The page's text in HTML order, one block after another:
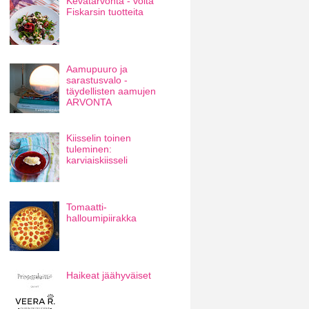
Fiskarsin tuotteita
Aamupuuro ja
sarastusvalo -
täydellisten aamujen
ARVONTA
Kiisselin toinen
tuleminen:
karviaiskiisseli
Tomaatti-
halloumipiirakka
Haikeat jäähyväiset